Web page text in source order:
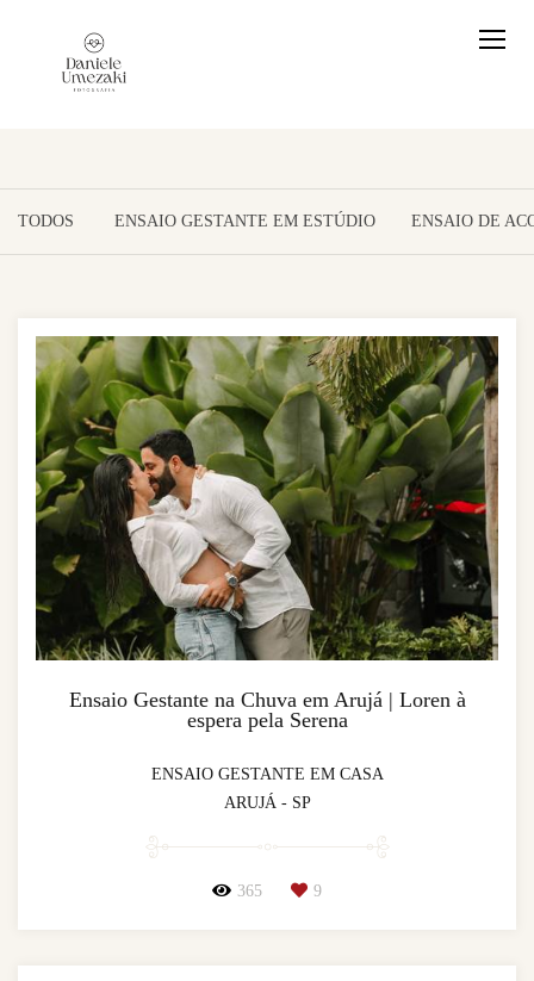
TODOS ENSAIO GESTANTE EM ESTÚDIO ENSAIO DE
Ensaio Gestante na Chuva em Arujá | Loren à
espera pela Serena
ENSAIO GESTANTE EM CASA
ARUJÁ - SP
365 9